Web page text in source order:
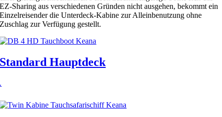
EZ-Sharing aus verschiedenen Gründen nicht ausgehen, bekommt ein
Einzelreisender die Unterdeck-Kabine zur Alleinbenutzung ohne
Zuschlag zur Verfügung gestellt.
Standard Hauptdeck
.